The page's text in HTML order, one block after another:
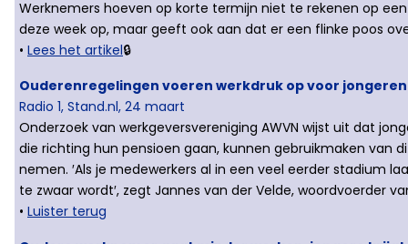
Werknemers hoeven op korte termijn niet te rekenen op
deze week op, maar geeft ook aan dat er een flinke poos
• Lees het artikel🔒
Ouderenregelingen voeren werkdruk op voor
Radio 1, Stand.nl, 24 maart
Onderzoek van werkgeversvereniging AWVN wijst uit dat
die richting hun pensioen gaan, kunnen gebruikmaken
nemen. ′Als je medewerkers al in een veel eerder stadium
te zwaar wordt′, zegt Jannes van der Velde, woordvoerder
• Luister terug